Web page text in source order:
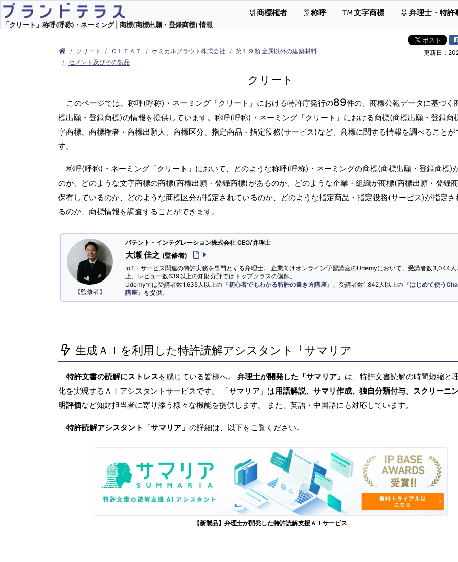
「クリート」称呼(呼称)・ネーミング | 商標(商標出願・登録商標) 情報
商標権者 称呼 文字商標 弁理士・特許
クリート ＣＬＥＡＴ ケミカルグラウト株式会社
第１９類 金属以外の建築材料
セメント及びその製品
更新日：
クリート
このページでは、称呼(呼称)・ネーミング「クリート」における特許庁発行の89件の、商標公報データに基づく
標出願・登録商標)の情報を提供しています。称呼(呼称)・ネーミング「クリート」における商標(商標出願・登録商
字商標、商標権者・商標出願人、商標区分、指定商品・指定役務(サービス)など、商標に関する情報を調べることが
す。
称呼(呼称)・ネーミング「クリート」において、どのような称呼(呼称)・ネーミングの商標(商標出願・登録商標)
のか、どのような文字商標の商標(商標出願・登録商標)があるのか、どのような企業・組織が商標(商標出願・登録
保有しているのか、どのような商標区分が指定されているのか、どのような指定商品・指定役務(サービス)が指定さ
るのか、商標情報を調査することができます。
【監修者】
パテント・インテグレーション株式会社 CEO/弁理士
大瀬 佳之 (監修者)
IoT・サービス関連の特許実務を専門とする弁理士。 企業向けオンライン学習講座のUdemyにおいて、受講者数3,044人
上、レビュー数639以上の知財分野ではトップクラスの講師。
Udemyでは受講者数1,635人以上の『初心者でもわかる特許の書き方講座 』、受講者数1,842人以上の『はじめて使う
講座 』を提供。
生成ＡＩを利用した特許読解アシスタント「サマリア」
特許文書の読解にストレスを感じている皆様へ。 弁理士が開発した「サマリア」 は、特許文書読解の時間短縮と
化を実現するＡＩアシスタントサービスです。 「サマリア」は用語解説、サマリ作成、独自分類付与、スクリーニ
明評価など知財担当者に寄り添う様々な機能を提供します。 また、英語・中国語にも対応しています。
特許読解アシスタント「サマリア」 の詳細は、以下をご覧ください。
【新製品】弁理士が開発した特許読解支援ＡＩサービス